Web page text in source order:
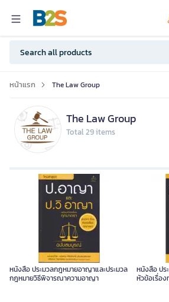
หน้าแรก The Law Group
The Law Group
Total 29 items
หนังสือ ประมวลกฎหมายอาญาและประมวล
กฎหมายวิธีพิจารณาความอาญา
หนังสือ ปร
หัวข้อเรื่อ